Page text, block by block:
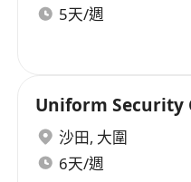
5天/週
Uniform Security
沙田, 大圍
6天/週